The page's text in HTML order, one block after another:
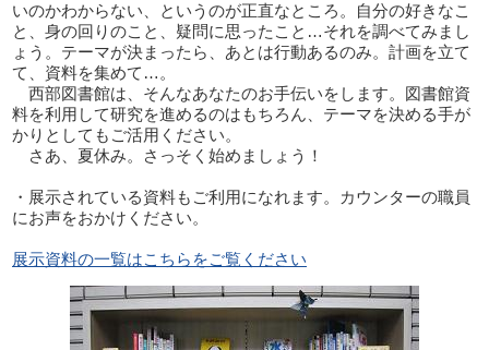
いのかわからない、というのが正直なところ。自分の好きなこ
と、身の回りのこと、疑問に思ったこと…それを調べてみまし
ょう。テーマが決まったら、あとは行動あるのみ。計画を立て
て、資料を集めて…。
西部図書館は、そんなあなたのお手伝いをします。図書館資
料を利用して研究を進めるのはもちろん、テーマを決める手が
かりとしてもご活用ください。
さあ、夏休み。さっそく始めましょう！
・展示されている資料もご利用になれます。カウンターの職員
にお声をおかけください。
展示資料の一覧はこちらをご覧ください